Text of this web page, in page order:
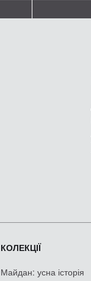
КОЛЕКЦІЇ
Майдан: усна історія